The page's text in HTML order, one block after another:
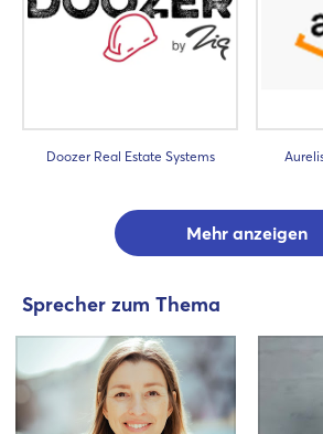
Doozer Real Estate Systems
Mehr anzeigen
Sprecher zum Thema